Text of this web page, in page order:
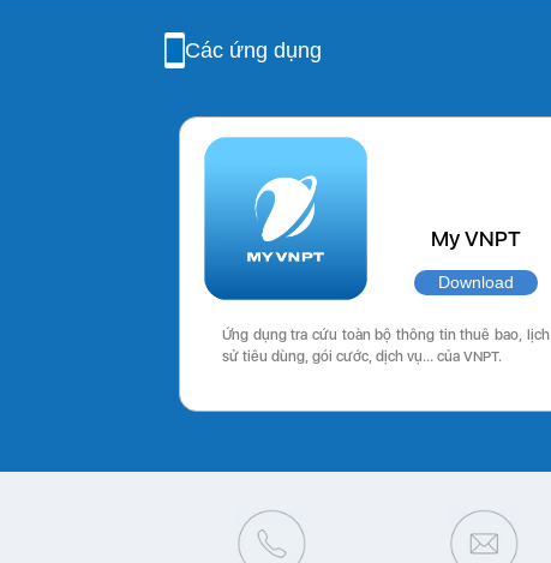
Các ứng dụng
My VNPT
Download
Ứng dụng tra cứu toàn bộ thông tin thuê bao, lịch
sử tiêu dùng, gói cước, dịch vụ… của VNPT.